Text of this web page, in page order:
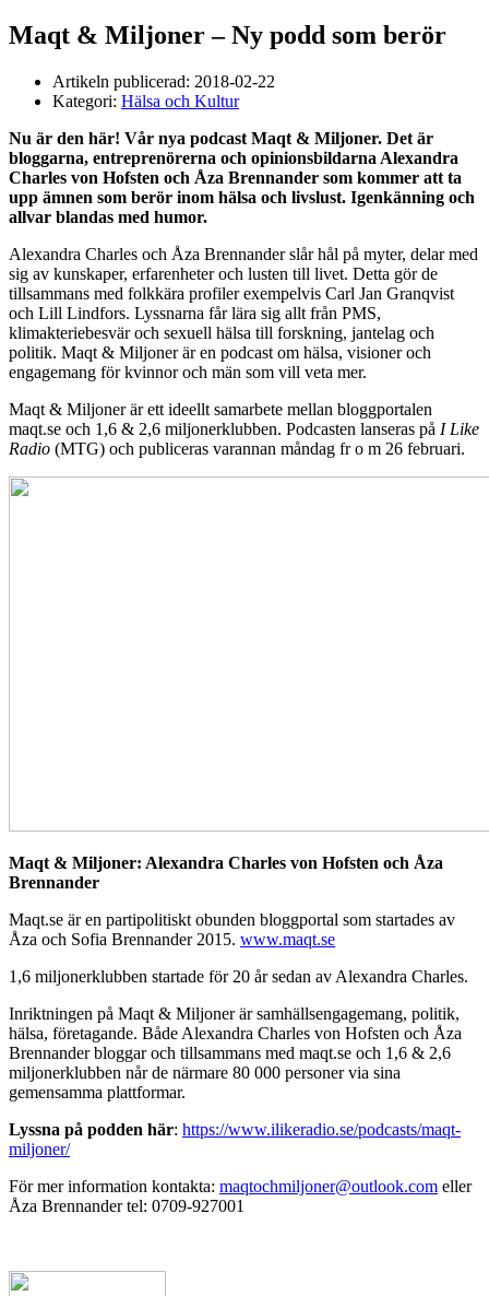
Maqt & Miljoner – Ny podd som berör
Artikeln publicerad: 2018-02-22
Kategori: Hälsa och Kultur
Nu är den här! Vår nya podcast Maqt & Miljoner. Det är
bloggarna, entreprenörerna och opinionsbildarna Alexandra
Charles von Hofsten och Åza Brennander som kommer att ta
upp ämnen som berör inom hälsa och livslust. Igenkänning och
allvar blandas med humor.
Alexandra Charles och Åza Brennander slår hål på myter, delar med
sig av kunskaper, erfarenheter och lusten till livet. Detta gör de
tillsammans med folkkära profiler exempelvis Carl Jan Granqvist
och Lill Lindfors. Lyssnarna får lära sig allt från PMS,
klimakteriebesvär och sexuell hälsa till forskning, jantelag och
politik. Maqt & Miljoner är en podcast om hälsa, visioner och
engagemang för kvinnor och män som vill veta mer.
Maqt & Miljoner är ett ideellt samarbete mellan bloggportalen
maqt.se och 1,6 & 2,6 miljonerklubben. Podcasten lanseras på I Like
Radio (MTG) och publiceras varannan måndag fr o m 26 februari.
Maqt & Miljoner: Alexandra Charles von Hofsten och Åza
Brennander
Maqt.se är en partipolitiskt obunden bloggportal som startades av
Åza och Sofia Brennander 2015. www.maqt.se
1,6 miljonerklubben startade för 20 år sedan av Alexandra Charles.
Inriktningen på Maqt & Miljoner är samhällsengagemang, politik,
hälsa, företagande. Både Alexandra Charles von Hofsten och Åza
Brennander bloggar och tillsammans med maqt.se och 1,6 & 2,6
miljonerklubben når de närmare 80 000 personer via sina
gemensamma plattformar.
Lyssna på podden här: https://www.ilikeradio.se/podcasts/maqt-
miljoner/
För mer information kontakta: maqtochmiljoner@outlook.com eller
Åza Brennander tel: 0709-927001